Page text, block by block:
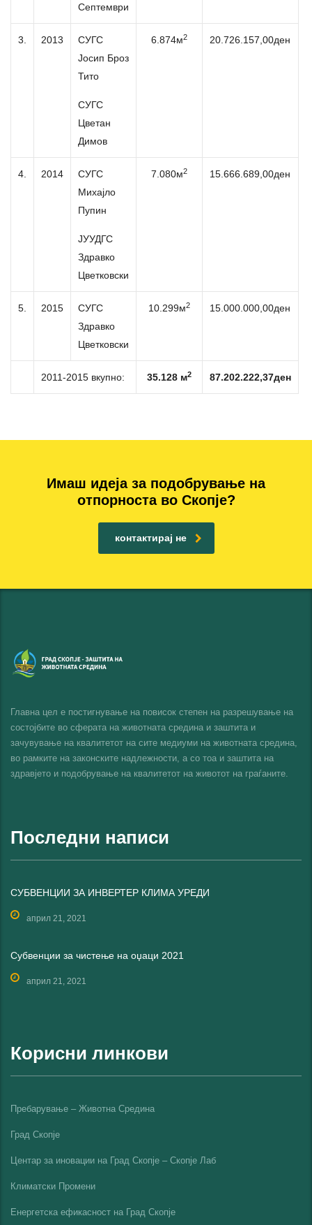
Септември
3. 2013
СУГС
Јосип Броз
Тито
СУГС
Цветан
Димов
6.874м2 20.726.157,00ден
4. 2014
СУГС
Михајло
Пупин
ЈУУДГС
Здравко
Цветковски
7.080м2 15.666.689,00ден
5. 2015
СУГС
Здравко
Цветковски
10.299м2 15.000.000,00ден
2011-2015 вкупно: 35.128 м2 87.202.222,37ден
Имаш идеја за подобрување на
отпорноста во Скопје?
контактирај не
Главна цел е постигнување на повисок степен на разрешување на
состојбите во сферата на животната средина и заштита и
зачувување на квалитетот на сите медиуми на животната средина,
во рамките на законските надлежности, а со тоа и заштита на
здравјето и подобрување на квалитетот на животот на граѓаните.
Последни написи
СУБВЕНЦИИ ЗА ИНВЕРТЕР КЛИМА УРЕДИ
април 21, 2021
Субвенции за чистење на оџаци 2021
април 21, 2021
Корисни линкови
Пребарување – Животна Средина
Град Скопје
Центар за иновации на Град Скопје – Скопје Лаб
Климатски Промени
Енергетска ефикасност на Град Скопјe